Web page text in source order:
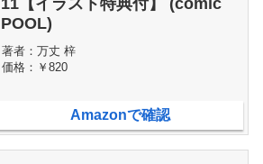
POOL)
著者： 万丈 梓
価格： ￥820
Amazonで確認